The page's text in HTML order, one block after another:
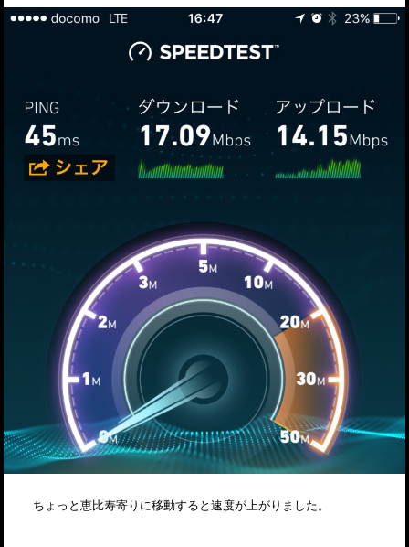
ちょっと恵比寿寄りに移動すると速度が上がりました。